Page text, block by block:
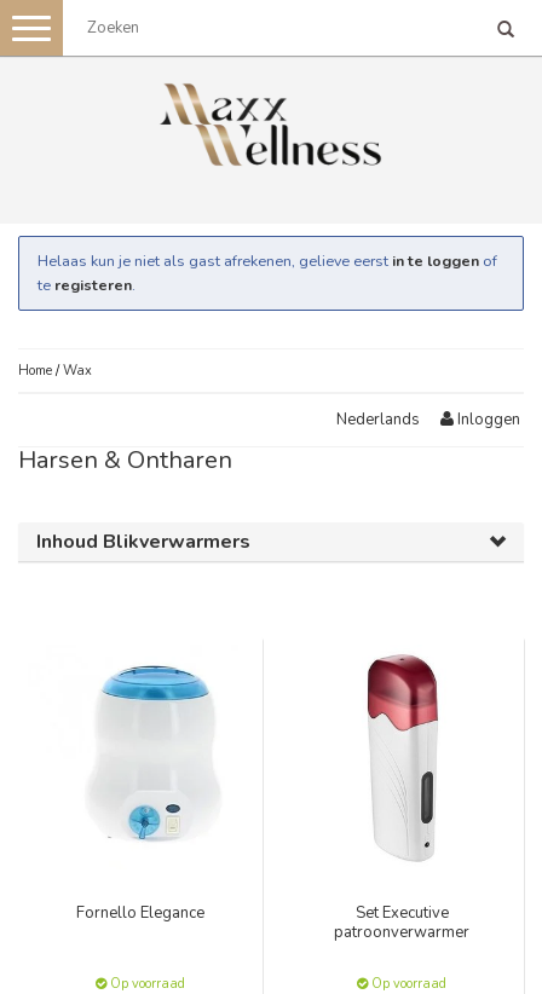
Toggle
navigation
Helaas kun je niet als gast afrekenen, gelieve eerst in te loggen of
te registeren.
Home /Wax
Nederlands Inloggen
Harsen & Ontharen
Inhoud Blikverwarmers
Fornello Elegance
Op voorraad
Set Executive
patroonverwarmer
Op voorraad